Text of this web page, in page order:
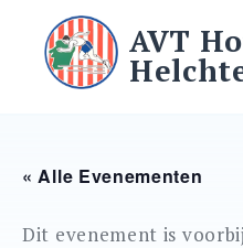
AVT
« Alle Evenementen
Dit evenement is